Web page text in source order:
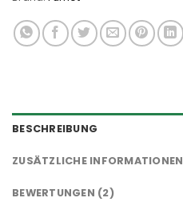
BESCHREIBUNG
ZUSÄTZLICHE INFORMATIONEN
BEWERTUNGEN (2)